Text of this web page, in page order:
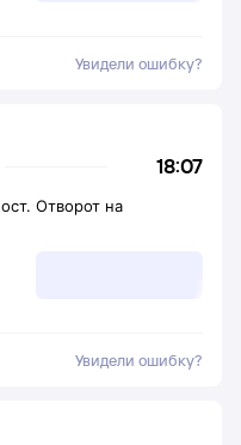
Увидели ошибку?
18:07
ост. Отворот на
Увидели ошибку?